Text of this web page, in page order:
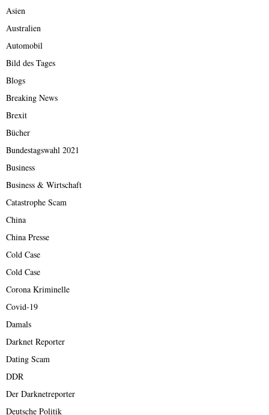
Asien
Australien
Automobil
Bild des Tages
Blogs
Breaking News
Brexit
Bücher
Bundestagswahl 2021
Business
Business & Wirtschaft
Catastrophe Scam
China
China Presse
Cold Case
Cold Case
Corona Kriminelle
Covid-19
Damals
Darknet Reporter
Dating Scam
DDR
Der Darknetreporter
Deutsche Politik